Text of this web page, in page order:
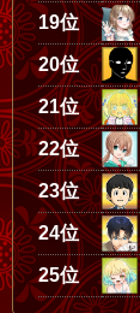
19位
20位
21位
22位
23位
24位
25位